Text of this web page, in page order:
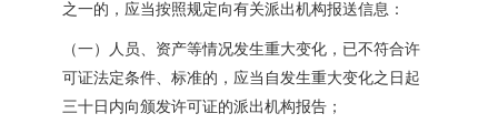
之一的，应当按照规定向有关派出机构报送信息：
（一）人员、资产等情况发生重大变化，已不符合许
可证法定条件、标准的，应当自发生重大变化之日起
三十日内向颁发许可证的派出机构报告；